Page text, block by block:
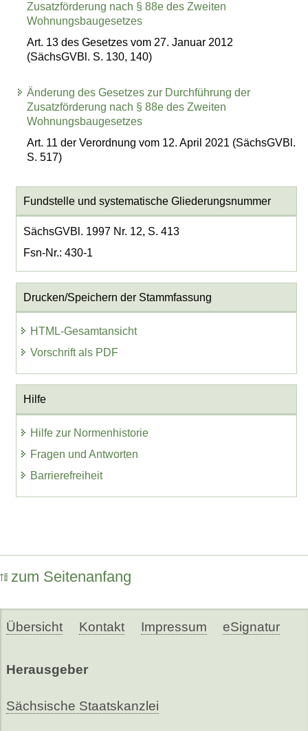
Zusatzförderung nach § 88e des Zweiten
Wohnungsbaugesetzes
Art. 13 des Gesetzes vom 27. Januar 2012
(SächsGVBl. S. 130, 140)
Änderung des Gesetzes zur Durchführung der
Zusatzförderung nach § 88e des Zweiten
Wohnungsbaugesetzes
Art. 11 der Verordnung vom 12. April 2021 (SächsGVBl.
S. 517)
Fundstelle und systematische Gliederungsnummer
SächsGVBl. 1997 Nr. 12, S. 413
Fsn-Nr.: 430-1
Drucken/Speichern der Stammfassung
HTML-Gesamtansicht
Vorschrift als PDF
Hilfe
Hilfe zur Normenhistorie
Fragen und Antworten
Barrierefreiheit
zum Seitenanfang
Übersicht Kontakt Impressum eSignatur
Herausgeber
Sächsische Staatskanzlei